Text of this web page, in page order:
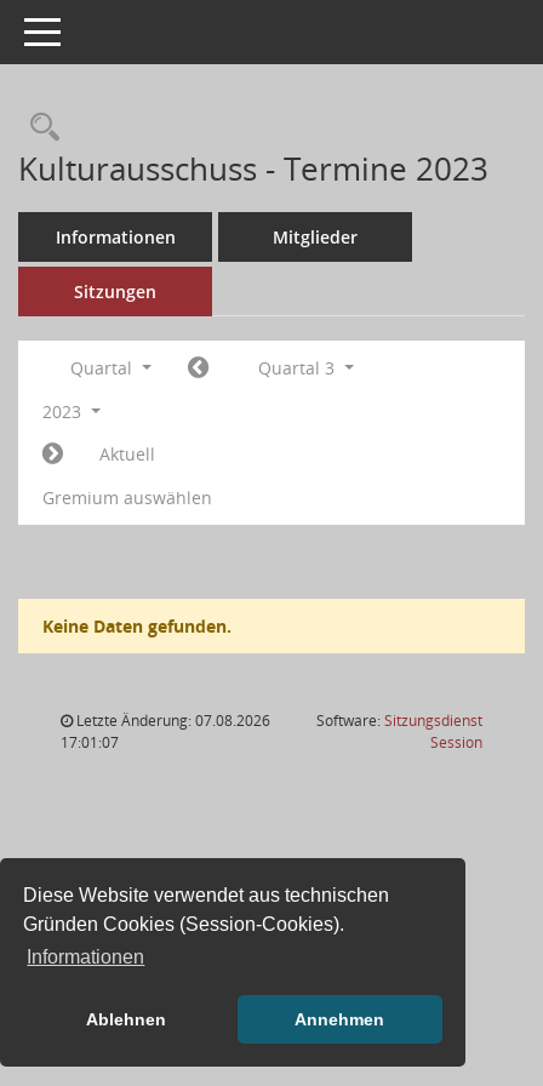
Diese Website verwendet aus technischen
Gründen Cookies (Session-Cookies).
Informationen
Ablehnen Annehmen
Toggle navigation
Kulturausschuss - Termine 2023
Informationen Mitglieder
Sitzungen
Quartal
Quartal 3
2023
Aktuell
Gremium auswählen
Keine Daten gefunden.
Letzte Änderung: 07.08.2026
17:01:07
Software:Sitzungsdienst
Session(Wird in